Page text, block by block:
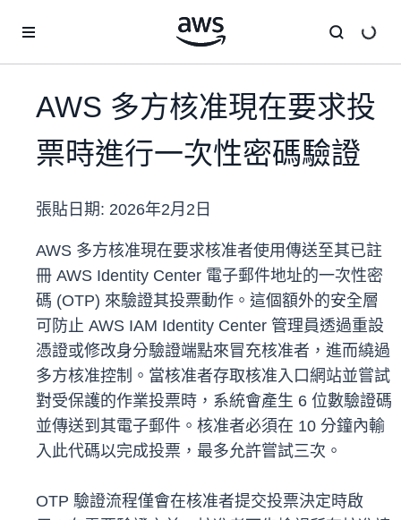
AWS 多方核准現在要求投
票時進行一次性密碼驗證
張貼日期: 2026年2月2日
AWS 多方核准現在要求核准者使用傳送至其已註
冊 AWS Identity Center 電子郵件地址的一次性密
碼 (OTP) 來驗證其投票動作。這個額外的安全層
可防止 AWS IAM Identity Center 管理員透過重設
憑證或修改身分驗證端點來冒充核准者，進而繞過
多方核准控制。當核准者存取核准入口網站並嘗試
對受保護的作業投票時，系統會產生 6 位數驗證碼
並傳送到其電子郵件。核准者必須在 10 分鐘內輸
入此代碼以完成投票，最多允許嘗試三次。
OTP 驗證流程僅會在核准者提交投票決定時啟